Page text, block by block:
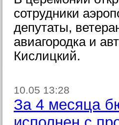
сотрудники
депутаты,
авиагородка и
Кислицкий.
10.05 13:28
За 4 месяца